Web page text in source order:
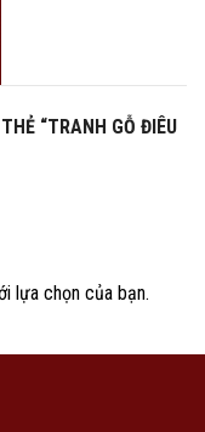
“TRANH GỖ ĐIÊU
lựa chọn của bạn.